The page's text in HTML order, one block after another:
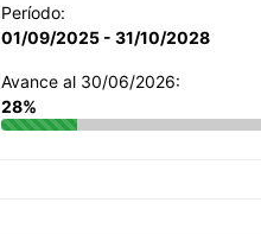
Período:
01/09/2025 - 31/10/2028
Avance al 30/06/2026:
28%